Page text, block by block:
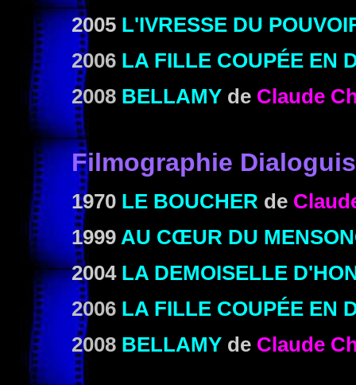
2005 L'IVRESSE DU
2006 LA FILLE COUPÉE EN
2008 BELLAMY de Claude
Filmographie
1970 LE BOUCHER de
1999 AU CŒUR DU
2004 LA DEMOISELLE
2006 LA FILLE COUPÉE EN
2008 BELLAMY de Claude